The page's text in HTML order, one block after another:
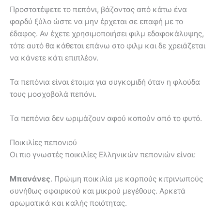
Προστατέψετε το πεπόνι, βάζοντας από κάτω ένα
φαρδύ ξύλο ώστε να μην έρχεται σε επαφή με το
έδαφος. Αν έχετε χρησιμοποιήσει φιλμ εδαφοκάλυψης,
τότε αυτό θα κάθεται επάνω στο φιλμ και δε χρειάζεται
να κάνετε κάτι επιπλέον.
Τα πεπόνια είναι έτοιμα για συγκομιδή όταν η φλούδα
τους μοσχοβολά πεπόνι.
Τα πεπόνια δεν ωριμάζουν αφού κοπούν από το φυτό.
Ποικιλίες πεπονιού
Οι πιο γνωστές ποικιλίες Ελληνικών πεπονιών είναι:
Μπανάνες. Πρώιμη ποικιλία με καρπούς κιτρινωπούς
συνήθως σφαιρικού και μικρού μεγέθους. Αρκετά
αρωματικά και καλής ποιότητας.